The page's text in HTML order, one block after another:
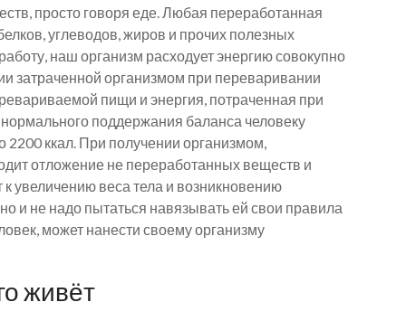
просто говоря еде. Любая переработанная
углеводов, жиров и прочих полезных
наш организм расходует энергию совокупно
затраченной организмом при переваривании
пищи и энергия, потраченная при
поддержания баланса человеку
2200 ккал. При получении организмом,
отложение не переработанных веществ и
увеличению веса тела и возникновению
и не надо пытаться навязывать ей свои правила
может нанести своему организму
живёт